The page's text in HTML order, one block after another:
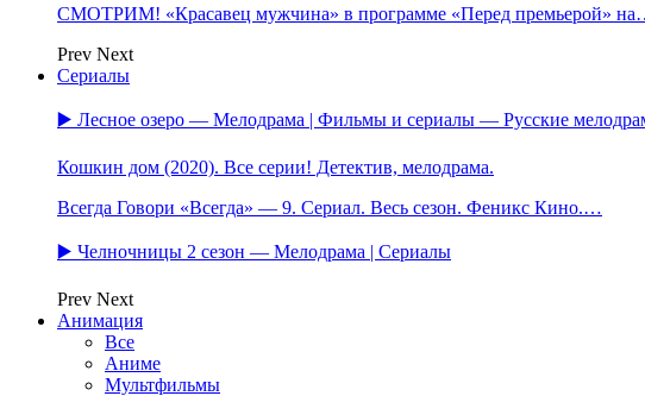
СМОТРИМ! «Красавец мужчина» в программе «Перед премьерой»
Prev Next
Сериалы
▶️ Лесное озеро — Мелодрама | Фильмы и сериалы — Русские
Кошкин дом (2020). Все серии! Детектив, мелодрама.
Всегда Говори «Всегда» — 9. Сериал. Весь сезон. Феникс Кино.…
▶️ Челночницы 2 сезон — Мелодрама | Сериалы
Prev Next
Анимация
Все
Аниме
Мультфильмы